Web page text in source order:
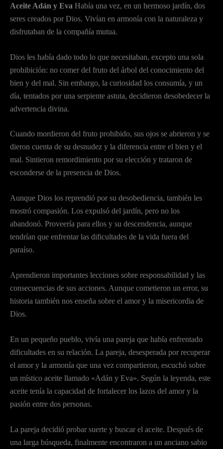
Aceite Adán y Eva Había una vez, en un hermoso jardín, dos
seres creados por Dios. Vivían en armonía con la naturaleza y
disfrutaban de la compañía mutua.
Dios les había dado todo lo que necesitaban, excepto una sola
prohibición: no comer del fruto del árbol del conocimiento del
bien y del mal. Sin embargo, la curiosidad los consumía, y un
día, tentados por una serpiente astuta, decidieron desobedecer la
advertencia divina.
Cuando mordieron del fruto prohibido, sus ojos se abrieron y se
dieron cuenta de su desnudez y la diferencia entre el bien y el
mal. Sintieron remordimiento por su elección y trataron de
esconderse de la presencia de Dios.
Aunque Dios los reprendió por su desobediencia, también les
mostró compasión. Los expulsó del jardín, pero no los
abandonó. Proveería para ellos y su descendencia, aunque
tendrían que enfrentar las dificultades de la vida fuera del
paraíso.
Aprendieron importantes lecciones sobre responsabilidad y las
consecuencias de sus acciones. Aunque cometieron un error, su
historia también nos enseña sobre el amor y la misericordia de
Dios.
En un pequeño pueblo, vivía una pareja que había enfrentado
dificultades en su relación. La pareja, desesperada por recuperar
el amor y la armonía que una vez compartieron, escuchó sobre
un místico aceite llamado «Adán y Eva». Según la leyenda, este
aceite tenía la capacidad de fortalecer los lazos del amor y la
pasión entre dos personas.
La pareja decidió probar suerte y buscar el aceite. Después de
una larga búsqueda, finalmente encontraron a un anciano sabio